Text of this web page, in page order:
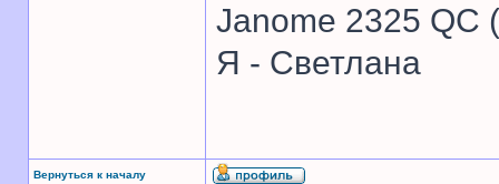
Janome 2325 QC
Я - Светлана
Вернуться к началу